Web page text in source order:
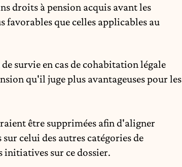
droits à pension acquis avant les
favorables que celles applicables au
survie en cas de cohabitation légale
qu'il juge plus avantageuses pour les
être supprimées afin d'aligner
celui des autres catégories de
sur ce dossier.